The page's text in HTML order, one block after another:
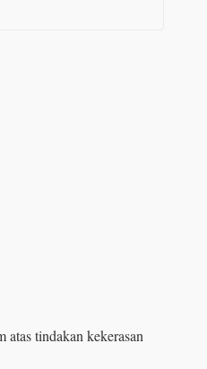
atas tindakan kekerasan